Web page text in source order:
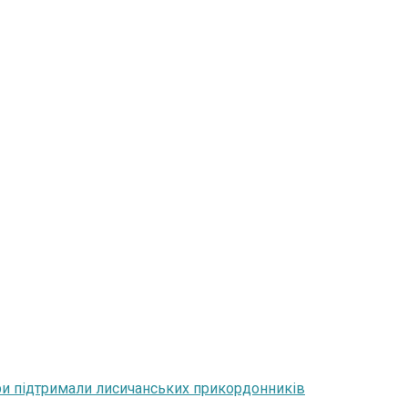
підтримали лисичанських прикордонників